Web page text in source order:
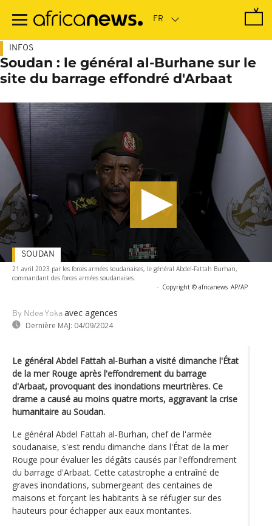
contenu
INFOS
Soudan : le général al-Burhane sur le
site du barrage effondré d'Arbaat
21 avril 2023 par les forces armées soudanaises, le général Abdel-Fattah Burhan,
commandant des forces armées soudanaises.
- Copyright © africanews AP/AP
By Ndea Yoka avec agences
Dernière MAJ: 04/09/2024
SOUDAN
Le général Abdel Fattah al-Burhan a visité dimanche l'État
de la mer Rouge après l'effondrement du barrage
d'Arbaat, provoquant des inondations meurtrières. Ce
drame a causé au moins quatre morts, aggravant la crise
humanitaire au Soudan.
Le général Abdel Fattah al-Burhan, chef de l'armée
soudanaise, s'est rendu dimanche dans l'État de la mer
Rouge pour évaluer les dégâts causés par l'effondrement
du barrage d'Arbaat. Cette catastrophe a entraîné de
graves inondations, submergeant des centaines de
maisons et forçant les habitants à se réfugier sur des
hauteurs pour échapper aux eaux montantes.